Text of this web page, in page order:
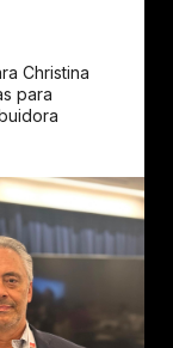
Christina
para